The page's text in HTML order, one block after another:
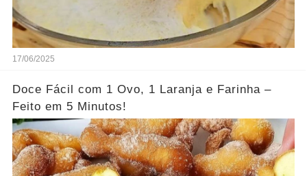
17/06/2025
Doce Fácil com 1 Ovo, 1 Laranja e Farinha –
Feito em 5 Minutos!